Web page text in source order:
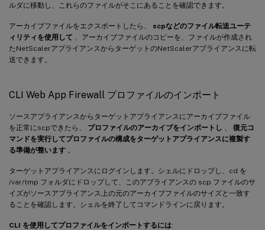
ルダに移動し、これらのファイルがそこにあることを確認できます。
アーカイブファイルをエクスポートしたら、 scpなどのファイル転送ユーテ
ィリティを使用して 、アーカイブファイルのコピーを、ファイルが作成され
たNetScalerアプライアンスからターゲットのNetScalerアプライアンスに転
送できます。
CLI Web App Firewall プロファイルのインポート
ソースアプライアンスからターゲットアプライアンスにアーカイブファイル
を正常にscpできたら、 プロファイルのアーカイブをインポートし
復元コ
マンドを実行してプロファイルの構成をターゲットアプライアンスに複製す
る準備が整います 。
ターゲットアプライアンスにログインします。シェルにドロップし、cd を
/var/tmp フォルダにドロップして、このアプライアンスの scp ファイルのサ
イズがソースアプライアンス上の元のアーカイブファイルのサイズと一致す
ることを確認します。シェルを終了してコマンドラインに戻ります。
CLI を使用してプロファイルをインポートするには: